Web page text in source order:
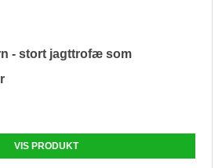
- stort jagttrofæ som
VIS PRODUKT